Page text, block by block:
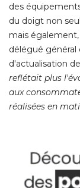
des
du doigt non
mais
délégué général
d'actualisation
reflétait plus
aux
réalisées en